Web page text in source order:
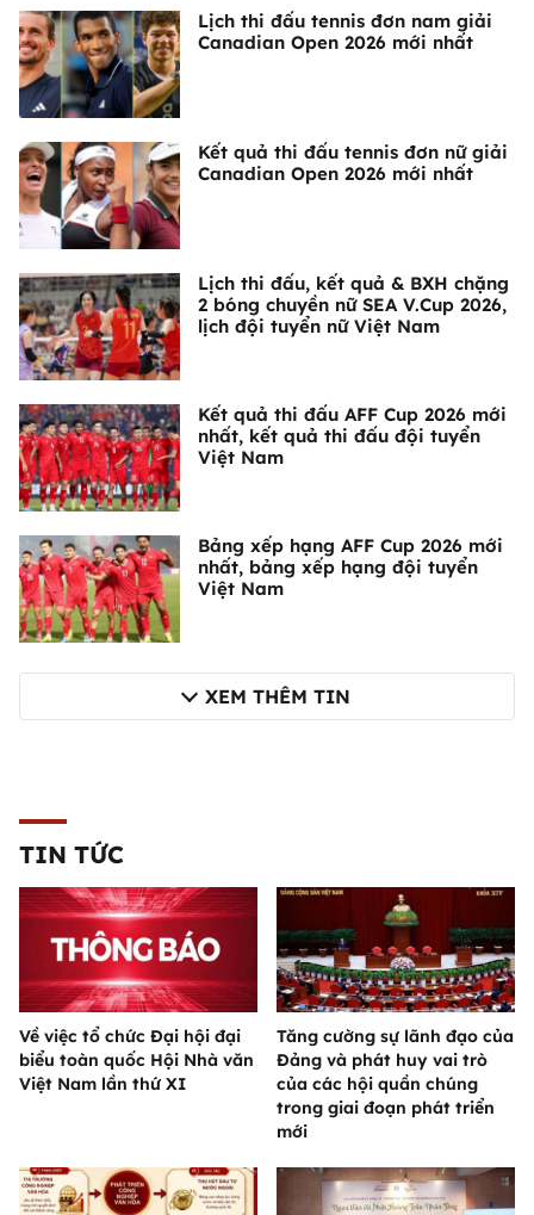
Lịch thi đấu tennis đơn nam giải
Canadian Open 2026 mới nhất
Kết quả thi đấu tennis đơn nữ giải
Canadian Open 2026 mới nhất
Lịch thi đấu, kết quả & BXH chặng
2 bóng chuyền nữ SEA V.Cup 2026,
lịch đội tuyển nữ Việt Nam
Kết quả thi đấu AFF Cup 2026 mới
nhất, kết quả thi đấu đội tuyển
Việt Nam
Bảng xếp hạng AFF Cup 2026 mới
nhất, bảng xếp hạng đội tuyển
Việt Nam
XEM THÊM TIN
TIN TỨC
Về việc tổ chức Đại hội đại
biểu toàn quốc Hội Nhà văn
Việt Nam lần thứ XI
Tăng cường sự lãnh đạo của
Đảng và phát huy vai trò
của các hội quần chúng
trong giai đoạn phát triển
mới